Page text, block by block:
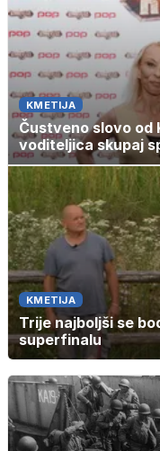
KMETIJA
Čustveno slovo od
voditeljica skupaj
KMETIJA
Trije najboljši se
superfinalu